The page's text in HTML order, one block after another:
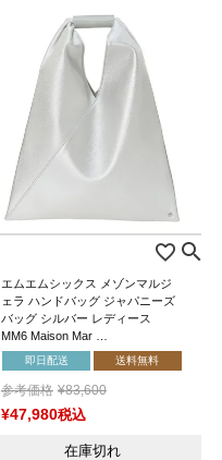
エムエムシックス メゾンマルジ
ェラ ハンドバッグ ジャパニーズ
バッグ シルバー レディース
MM6 Maison Mar …
即日配送 送料無料
参考価格 ¥83,600
¥47,980税込
在庫切れ